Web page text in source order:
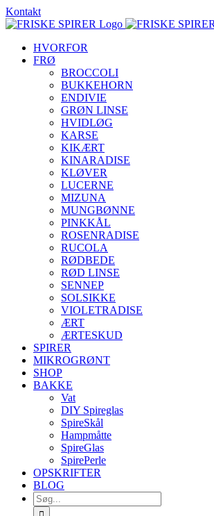
Skip
to
Kontakt
HVORFOR
FRØ
BROCCOLI
BUKKEHORN
ENDIVIE
GRØN LINSE
HVIDLØG
KARSE
KIKÆRT
KINARADISE
KLØVER
LUCERNE
MIZUNA
MUNGBØNNE
PINKKÅL
ROSENRADISE
RUCOLA
RØDBEDE
RØD LINSE
SENNEP
SOLSIKKE
VIOLETRADISE
ÆRT
ÆRTESKUD
SPIRER
MIKROGRØNT
SHOP
BAKKE
Vat
DIY Spireglas
SpireSkål
Hampmåtte
SpireGlas
SpirePerle
OPSKRIFTER
BLOG
Søg
efter: